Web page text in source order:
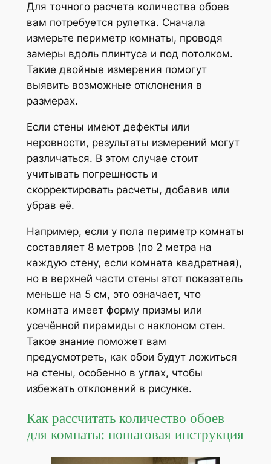
Для точного расчета количества обоев
вам потребуется рулетка. Сначала
измерьте периметр комнаты, проводя
замеры вдоль плинтуса и под потолком.
Такие двойные измерения помогут
выявить возможные отклонения в
размерах.
Если стены имеют дефекты или
неровности, результаты измерений могут
различаться. В этом случае стоит
учитывать погрешность и
скорректировать расчеты, добавив или
убрав её.
Например, если у пола периметр комнаты
составляет 8 метров (по 2 метра на
каждую стену, если комната квадратная),
но в верхней части стены этот показатель
меньше на 5 см, это означает, что
комната имеет форму призмы или
усечённой пирамиды с наклоном стен.
Такое знание поможет вам
предусмотреть, как обои будут ложиться
на стены, особенно в углах, чтобы
избежать отклонений в рисунке.
Как рассчитать количество обоев
для комнаты: пошаговая инструкция